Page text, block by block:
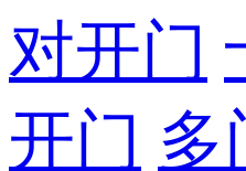
对开门
开门 多